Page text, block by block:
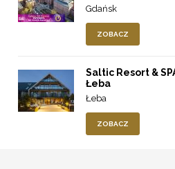
Gdańsk
ZOBACZ
Saltic Resort &
Łeba
Łeba
ZOBACZ